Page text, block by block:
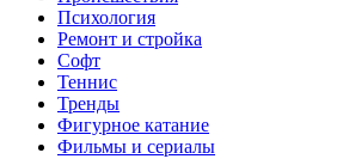
Психология
Ремонт и стройка
Софт
Теннис
Тренды
Фигурное катание
Фильмы и сериалы